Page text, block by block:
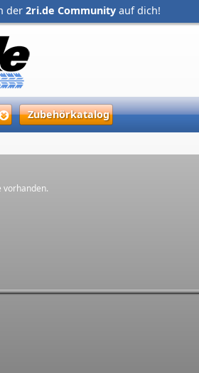
der 2ri.de Community auf dich!
Zubehörkatalog
vorhanden.